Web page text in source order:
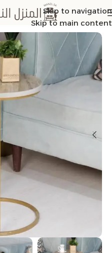
Skip to navigation
Skip to main content
الرئيسية/طاولات خدمة